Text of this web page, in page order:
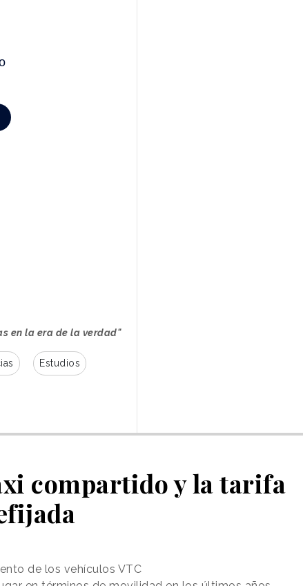
en la era de la verdad"
Estudios
compartido y la tarifa
de los vehículos VTC